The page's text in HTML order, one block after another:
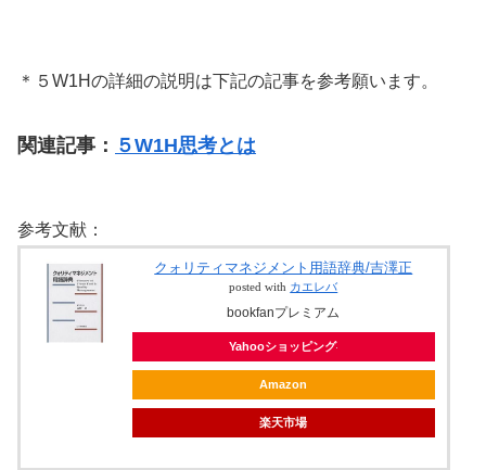
＊５W1Hの詳細の説明は下記の記事を参考願います。
関連記事： ５W1H思考とは
参考文献：
クォリティマネジメント用語辞典/吉澤正
posted with カエレバ
bookfanプレミアム
Yahooショッピング
Amazon
楽天市場